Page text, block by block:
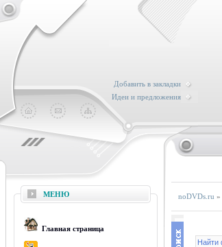
Добавить в закладки
Идеи и предложения
МЕНЮ
Главная страница
noDVDs.ru »